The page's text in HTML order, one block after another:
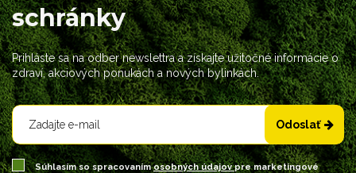
schránky
Prihláste sa na odber newslettra a získajte užitočné informácie o
zdraví, akciových ponukách a nových bylinkách.
Odoslať
Súhlasím so spracovanímosobných údajovpre marketingové